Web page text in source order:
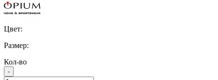
Цвет:
Размер:
Кол-во
-